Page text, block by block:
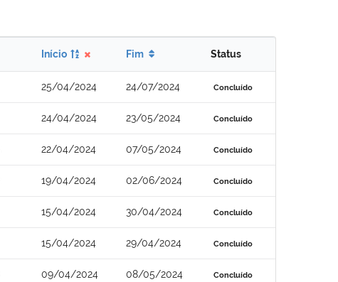
Início Fim Status
25/04/2024 24/07/2024 Concluído
24/04/2024 23/05/2024 Concluído
22/04/2024 07/05/2024 Concluído
19/04/2024 02/06/2024 Concluído
15/04/2024 30/04/2024 Concluído
15/04/2024 29/04/2024 Concluído
09/04/2024 08/05/2024 Concluído